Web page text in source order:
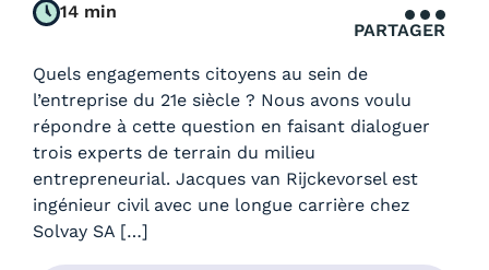
14 min
PARTAGER
Quels engagements citoyens au sein de
l’entreprise du 21e siècle ? Nous avons voulu
répondre à cette question en faisant dialoguer
trois experts de terrain du milieu
entrepreneurial. Jacques van Rijckevorsel est
ingénieur civil avec une longue carrière chez
Solvay SA […]